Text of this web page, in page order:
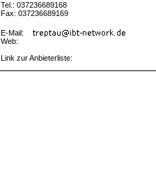
Tel.: 037236689168
Fax: 037236689169
E-Mail:
Web:
Link zur Anbieterliste: